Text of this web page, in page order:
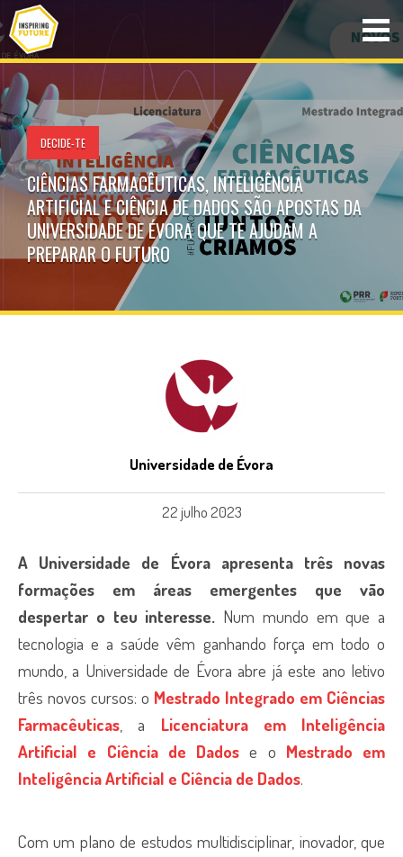
DECIDE-TE
CIÊNCIAS FARMACÊUTICAS, INTELIGÊNCIA
ARTIFICIAL E CIÊNCIA DE DADOS SÃO APOSTAS DA
UNIVERSIDADE DE ÉVORA QUE TE AJUDAM A
PREPARAR O FUTURO
Universidade de Évora
22 julho 2023
A Universidade de Évora apresenta três novas
formações em áreas emergentes que vão
despertar o teu interesse. Num mundo em que a
tecnologia e a saúde vêm ganhando força em todo o
mundo, a Universidade de Évora abre já este ano letivo
três novos cursos: o Mestrado Integrado em Ciências
Farmacêuticas , a Licenciatura em Inteligência
Artificial e Ciência de Dados e o Mestrado em
Inteligência Artificial e Ciência de Dados.
Com um plano de estudos multidisciplinar, inovador, que